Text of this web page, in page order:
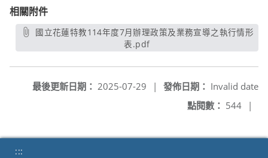
相關附件
表.pdf另開新視窗
發佈日期： Invalid date
最後更新日期： 2025-07-29
|
點閱數： 544 |
:::